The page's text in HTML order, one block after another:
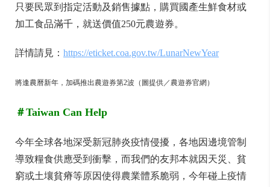
只要民眾到指定活動及銷售據點，購買國產生鮮食材或
加工食品滿千，就送價值250元農遊券。
詳情請見： https://eticket.coa.gov.tw/LunarNewYear
將逢農曆新年，加碼推出農遊券第2波（圖提供／農遊券官網）
＃Taiwan Can Help
今年全球各地深受新冠肺炎疫情侵擾，各地因邊境管制
導致糧食供應受到衝擊，而我們的友邦本就因天災、貧
窮或土壤貧瘠等原因使得農業體系脆弱，今年碰上疫情